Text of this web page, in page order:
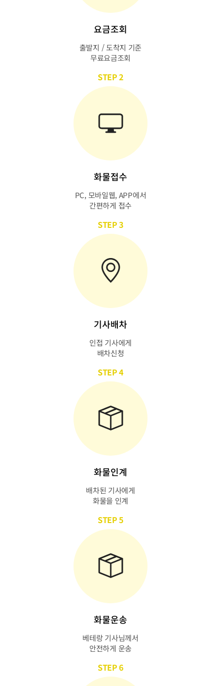
요금조회
출발지 / 도착지 기준
무료요금조회
STEP 2
화물접수
PC, 모바일웹, APP에서
간편하게 접수
STEP 3
기사배차
인접 기사에게
배차신청
STEP 4
화물인계
배차된 기사에게
화물을 인계
STEP 5
화물운송
베테랑 기사님께서
안전하게 운송
STEP 6